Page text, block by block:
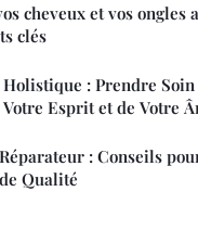
cheveux et vos ongles
clés
: Prendre Soin
Esprit et de Votre
: Conseils
Qualité